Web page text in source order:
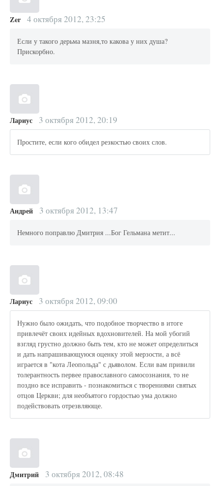
Zer 4 октября 2012, 23:25
Если у такого дерьма мазня,то какова у них душа?
Прискорбно.
Лариус 3 октября 2012, 20:19
Простите, если кого обидел резкостью своих слов.
Андрей 3 октября 2012, 13:47
Немного поправлю Дмитрия ...Бог Гельмана метит...
Лариус 3 октября 2012, 09:00
Нужно было ожидать, что подобное творчество в итоге
привлечёт своих идейных вдохновителей. На мой убогий
взгляд грустно должно быть тем, кто не может определиться
и дать напрашивающуюся оценку этой мерзости, а всё
играется в "кота Леопольда" с дьяволом. Если вам привили
толерантность первее православного самосознания, то не
поздно все исправить - познакомиться с творениями святых
отцов Церкви; для необъятого гордостью ума должно
подействовать отрезвляюще.
Дмитрий 3 октября 2012, 08:48